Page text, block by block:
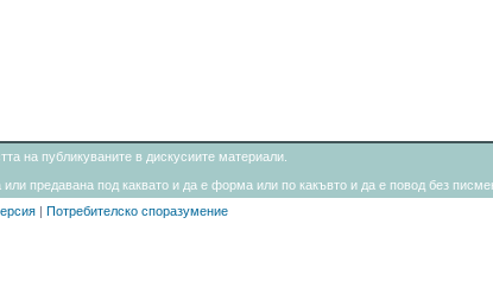
на публикуваните в дискусиите материали.
предавана под каквато и да е форма или по какъвто и да е повод без
| Потребителско споразумение